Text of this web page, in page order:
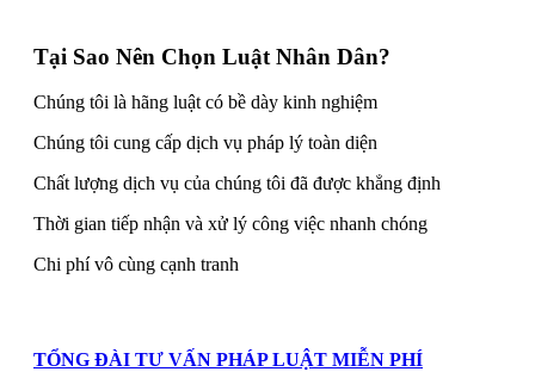
Tại Sao Nên Chọn Luật Nhân Dân?
Chúng tôi là hãng luật có bề dày kinh nghiệm
Chúng tôi cung cấp dịch vụ pháp lý toàn diện
Chất lượng dịch vụ của chúng tôi đã được khẳng định
Thời gian tiếp nhận và xử lý công việc nhanh chóng
Chi phí vô cùng cạnh tranh
TỔNG ĐÀI TƯ VẤN PHÁP LUẬT MIỄN PHÍ